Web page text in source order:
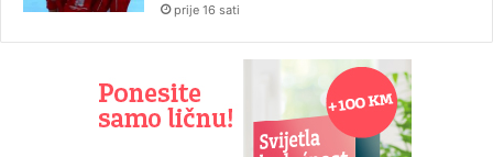
prije 16 sati